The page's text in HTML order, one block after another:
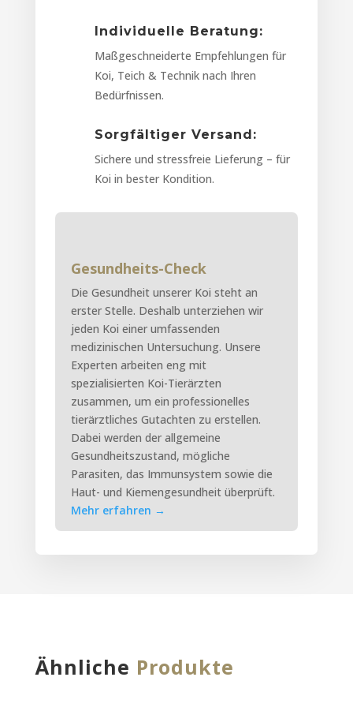
Individuelle Beratung:
Maßgeschneiderte Empfehlungen für
Koi, Teich & Technik nach Ihren
Bedürfnissen.
Sorgfältiger Versand:
Sichere und stressfreie Lieferung – für
Koi in bester Kondition.
Gesundheits-Check
Die Gesundheit unserer Koi steht an
erster Stelle. Deshalb unterziehen wir
jeden Koi einer umfassenden
medizinischen Untersuchung. Unsere
Experten arbeiten eng mit
spezialisierten Koi-Tierärzten
zusammen, um ein professionelles
tierärztliches Gutachten zu erstellen.
Dabei werden der allgemeine
Gesundheitszustand, mögliche
Parasiten, das Immunsystem sowie die
Haut- und Kiemengesundheit überprüft.
Mehr erfahren →
Ähnliche Produkte